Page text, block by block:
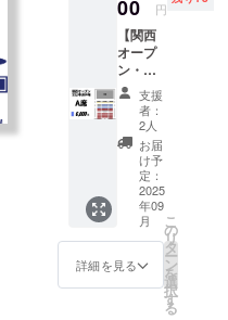
・チ
ケット
購入時
には必
ず日時
と座席
をご確
認の上
お求め
くださ
い。購
入後の
変更・
払い戻
一切で
きませ
定エリ
ア内で
は自由
席と
なって
おりま
す。座
席数に
は限り
がござ
います
ので、
荷物を
置いて
の座席
の確保
売期間
2025年
4月1日
（火）
〜8月9
（土） ​
※数に限
りがご
ざいま
す。無
くなり
次第、
販売終
了とさ
00 円
【関西
オープ
ン・全
日本選
手権観
戦チ
ケットA
席】 イ
ベント
日時
2025年
9月14日
（日）
​ 会場
神戸
ポート
支援
者：
2人
お届
け予
定：
2025
年09
月
詳細を見る
こ
の
リ
タ
ー
ン
を
選
択
す
る